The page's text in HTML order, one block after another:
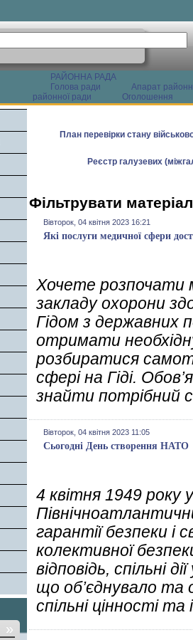
РАЙОННА РАДА
Голова ради
Апарат
районної ради
Оголошення
»
План перевірки стану
Реєстр галузевих
Фільтрувати
Вівторок, 04 квітня 2023 16:21
Які послуги медичної сфери
Хочете розпочати
закладу охорони
Гідом з державних
отримати
розбиратися
сфері на Гіді.
знайти потрібний
Вівторок, 04 квітня 2023 11:05
Сьогодні День створення НАТО
4 квітня 1949 року
гарантії безпеки і
колективної
відповідь, спільні
що об’єднувало та
спільні цінності